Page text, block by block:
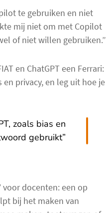
te gebruiken en niet
mij niet om met Copilot
of niet willen gebruiken.”
en ChatGPT een Ferrari:
en privacy, en leg uit hoe je
zoals bias en
gebruikt”
voor docenten: een op
bij het maken van